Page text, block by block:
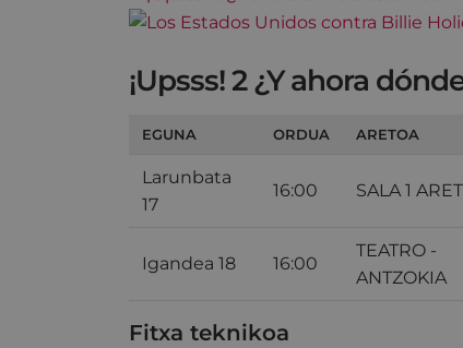
¡Upsss! 2 ¿Y ahora
EGUNA ORDUA ARETOA
Larunbata
17
16:00 SALA 1
Igandea 18 16:00
TEATRO -
ANTZOKIA
Fitxa teknikoa